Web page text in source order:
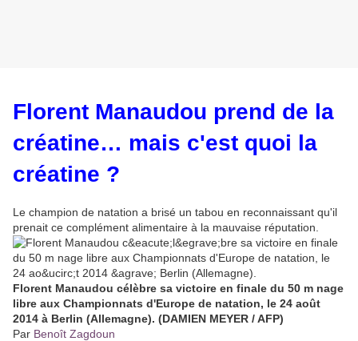
Florent Manaudou prend de la
créatine… mais c'est quoi la
créatine ?
Le champion de natation a brisé un tabou en reconnaissant qu'il
prenait ce complément alimentaire à la mauvaise réputation.
Florent Manaudou célèbre sa victoire en finale du 50 m nage
libre aux Championnats d'Europe de natation, le 24 août
2014 à Berlin (Allemagne). (DAMIEN MEYER / AFP)
Par Benoît Zagdoun